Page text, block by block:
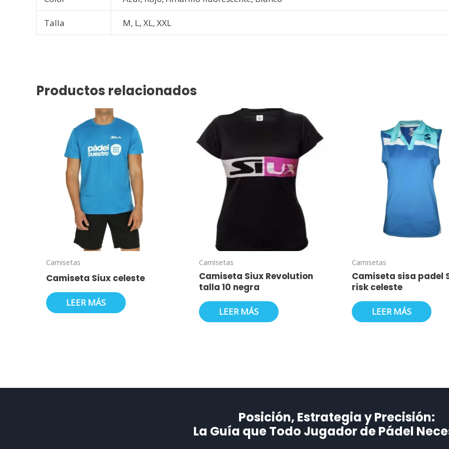
Talla M, L, XL, XXL
Productos relacionados
Camisetas
Camiseta Siux celeste
LEER MÁS
Camisetas
Camiseta Siux Revolution
talla 10 negra
LEER MÁS
Camisetas
Camiseta sisa padel
risk celeste
LEER MÁS
Posición, Estrategia y Precisión:
La Guía que Todo Jugador de Pádel